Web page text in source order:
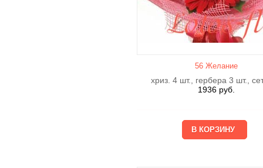
56 Желание
хриз. 4 шт., гербера 3 шт.,
1936 руб.